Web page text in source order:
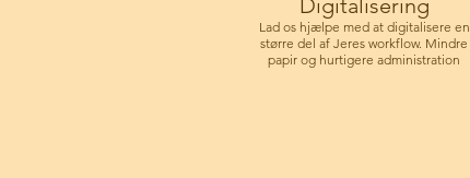
Digitalisering
Lad os hjælpe med at digitalisere en
større del af Jeres workflow. Mindre
papir og hurtigere administration